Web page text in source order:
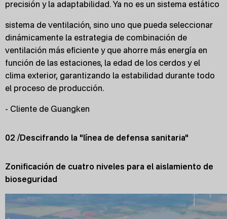
precisión y la adaptabilidad. Ya no es un sistema estático
sistema de ventilación, sino uno que pueda seleccionar
dinámicamente la estrategia de combinación de
ventilación más eficiente y que ahorre más energía en
función de las estaciones, la edad de los cerdos y el
clima exterior, garantizando la estabilidad durante todo
el proceso de producción.
- Cliente de Guangken
02 /Descifrando la "línea de defensa sanitaria"
Zonificación de cuatro niveles para el aislamiento de
bioseguridad